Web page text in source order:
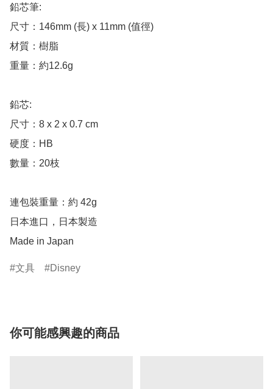
鉛芯筆:
尺寸：146mm (長) x 11mm (值徑)
材質：樹脂
重量：約12.6g
鉛芯:
尺寸：8 x 2 x 0.7 cm
硬度：HB
數量：20枝
連包裝重量：約 42g
日本進口，日本製造
Made in Japan
文具 Disney
你可能感興趣的商品